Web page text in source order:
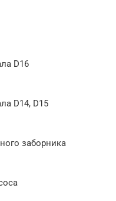
D16
D14, D15
заборника